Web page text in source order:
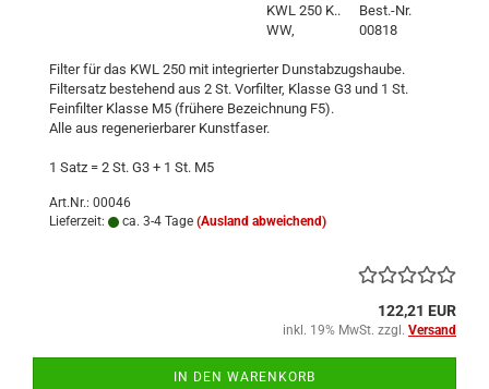
KWL 250 K..
WW,
Best.-Nr.
00818
Filter für das KWL 250 mit integrierter Dunstabzugshaube.
Filtersatz bestehend aus 2 St. Vorfilter, Klasse G3 und 1 St.
Feinfilter Klasse M5 (frühere Bezeichnung F5).
Alle aus regenerierbarer Kunstfaser.
1 Satz = 2 St. G3 + 1 St. M5
Art.Nr.: 00046
Lieferzeit:
ca. 3-4 Tage (Ausland abweichend)
122,21 EUR
inkl. 19% MwSt. zzgl. Versand
IN DEN WARENKORB